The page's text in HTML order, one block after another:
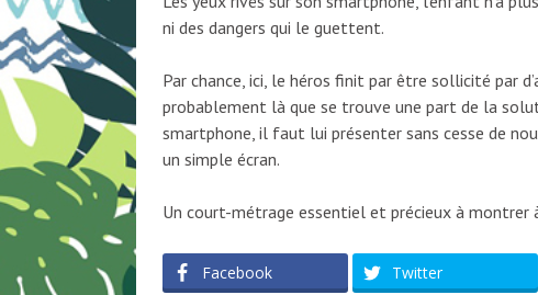
ni des dangers qui le guettent.
Par chance, ici, le héros finit par être sollicité par
probablement là que se trouve une part de la
smartphone, il faut lui présenter sans cesse de
un simple écran.
Un court-métrage essentiel et précieux à montrer
Facebook Twitter